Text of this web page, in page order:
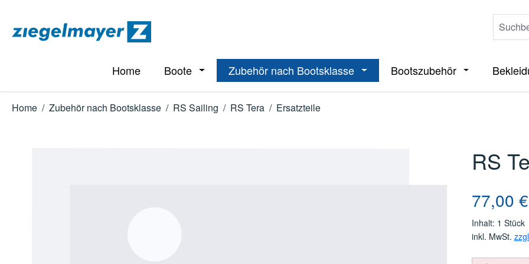
Home Boote Öffne oder Schließe das Dropdown der Kategorie Boote
Zubehör nach Bootsklasse Öffne oder Schließe das Dropdown
Bootszubehör Öffne oder
Home / Zubehör nach Bootsklasse / RS Sailing / RS Tera / Ersatzteile
RS
Regulärer
77,00 €
Inhalt: 1 Stück
inkl. MwSt.